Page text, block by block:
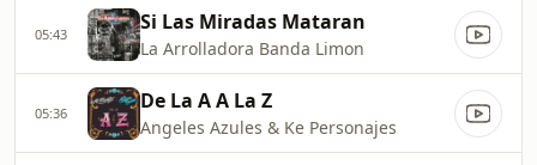
05:43 Si Las Miradas Mataran
La Arrolladora Banda Limon
05:36 De La A A La Z
Angeles Azules & Ke Personajes